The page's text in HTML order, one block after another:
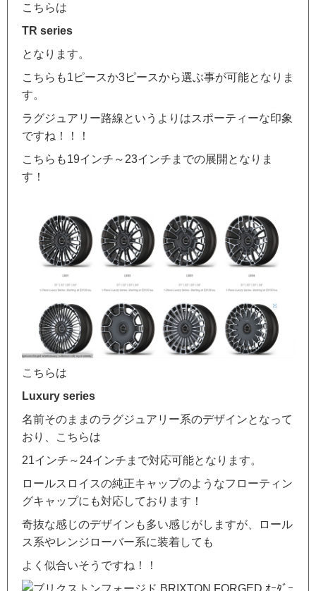
こちらは
TR series
となります。
こちらも1ピースか3ピースから選ぶ事が可能となりま
す。
ラグジュアリー路線というよりはスポーティーな印象
ですね！！！
こちらも19インチ～23インチまでの展開となりま
す！
こちらは
Luxury series
名前そのままのラグジュアリー系のデザインとなって
おり、こちらは
21インチ～24インチまで対応可能となります。
ロールスロイスの純正キャップのようなフローティン
グキャップにも対応しております！
奇抜な感じのデザインも多い感じがしますが、ロール
ス系やレンジローバー系に装着しても
よく似合いそうですね！！